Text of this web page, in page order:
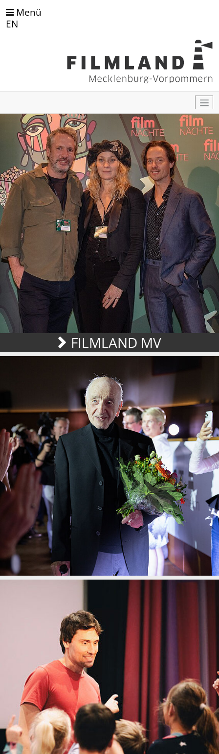
Menü
EN
FILMLAND MV